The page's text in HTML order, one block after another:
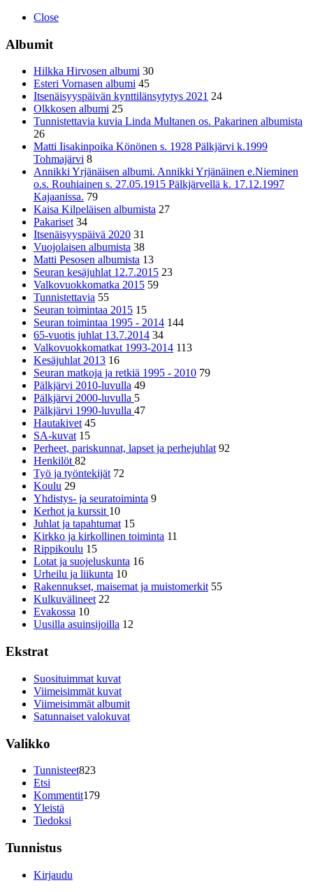
Close
Albumit
Hilkka Hirvosen albumi 30
Esteri Vornasen albumi 45
Itsenäisyyspäivän kynttilänsytytys 2021 24
Olkkosen albumi 25
Tunnistettavia kuvia Linda Multanen os. Pakarinen albumista
26
Matti Iisakinpoika Könönen s. 1928 Pälkjärvi k.1999
Tohmajärvi 8
Annikki Yrjänäisen albumi. Annikki Yrjänäinen e.Nieminen
o.s. Rouhiainen s. 27.05.1915 Pälkjärvellä k. 17.12.1997
Kajaanissa. 79
Kaisa Kilpeläisen albumista 27
Pakariset 34
Itsenäisyyspäivä 2020 31
Vuojolaisen albumista 38
Matti Pesosen albumista 13
Seuran kesäjuhlat 12.7.2015 23
Valkovuokkomatka 2015 59
Tunnistettavia 55
Seuran toimintaa 2015 15
Seuran toimintaa 1995 - 2014 144
65-vuotis juhlat 13.7.2014 34
Valkovuokkomatkat 1993-2014 113
Kesäjuhlat 2013 16
Seuran matkoja ja retkiä 1995 - 2010 79
Pälkjärvi 2010-luvulla 49
Pälkjärvi 2000-luvulla 5
Pälkjärvi 1990-luvulla 47
Hautakivet 45
SA-kuvat 15
Perheet, pariskunnat, lapset ja perhejuhlat 92
Henkilöt82
Työ ja työntekijät 72
Koulu 29
Yhdistys- ja seuratoiminta 9
Kerhot ja kurssit 10
Juhlat ja tapahtumat 15
Kirkko ja kirkollinen toiminta 11
Rippikoulu 15
Lotat ja suojeluskunta 16
Urheilu ja liikunta 10
Rakennukset, maisemat ja muistomerkit 55
Kulkuvälineet 22
Evakossa 10
Uusilla asuinsijoilla 12
Ekstrat
Suosituimmat kuvat
Viimeisimmät kuvat
Viimeisimmät albumit
Satunnaiset valokuvat
Valikko
Tunnisteet823
Etsi
Kommentit179
Yleistä
Tiedoksi
Tunnistus
Kirjaudu